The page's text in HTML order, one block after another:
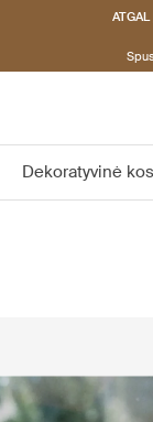
Dekoratyvinė